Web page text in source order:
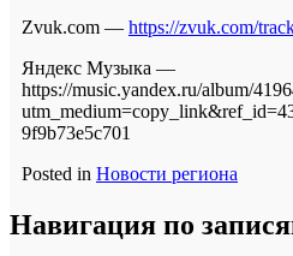
Zvuk.com — https://zvuk.com/
Яндекс Музыка —
https://music.yandex.ru/album/
9f9b73e5c701
Posted in Новости региона
Навигация по